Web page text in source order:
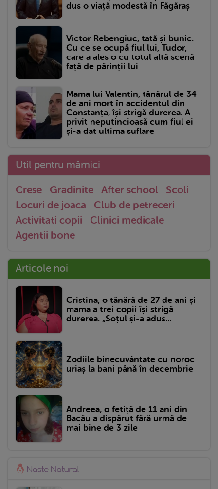
dus o viață modestă în Făgăraș
Victor Rebengiuc, tată și bunic.
Cu ce se ocupă fiul lui, Tudor,
care a ales o cu totul altă scenă
față de părinții lui
Mama lui Valentin, tânărul de 34
de ani mort în accidentul din
Constanța, își strigă durerea. A
privit neputincioasă cum fiul ei
și-a dat ultima suflare
Util pentru mămici
Crese Gradinite After school
Scoli
Locuri de joaca
Club de petreceri
Activitati copii
Clinici medicale
Agentii bone
Articole noi
Cristina, o tânără de 27 de ani și
mama a trei copii își strigă
durerea. „Soțul și-a adus...
Zodiile binecuvântate cu noroc
uriaș la bani până în decembrie
Andreea, o fetiță de 11 ani din
Bacău a dispărut fără urmă de
mai bine de 3 zile